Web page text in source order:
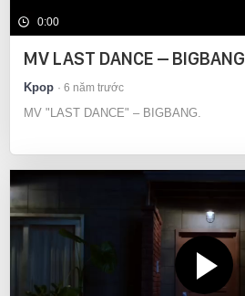
0:00
MV LAST DANCE – BIGBANG
Kpop 6 năm trước
MV "LAST DANCE" – BIGBANG.